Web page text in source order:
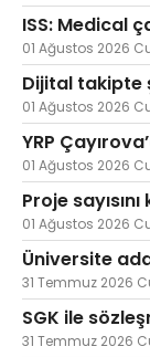
ISS: Medical
01 Ağustos 2026
Dijital takipte
01 Ağustos 2026
YRP
01 Ağustos 2026
Proje
01 Ağustos 2026
Üniversite
31 Temmuz 2026
SGK ile
31 Temmuz 2026